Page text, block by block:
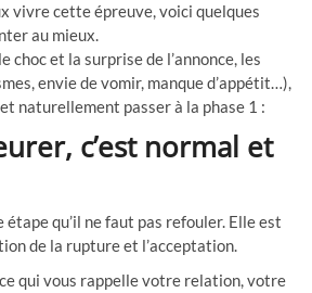
vivre cette épreuve, voici quelques
au mieux.
choc et la surprise de l’annonce, les
envie de vomir, manque d’appétit…),
naturellement passer à la phase 1 :
c’est normal et
qu’il ne faut pas refouler. Elle est
de la rupture et l’acceptation.
qui vous rappelle votre relation, votre